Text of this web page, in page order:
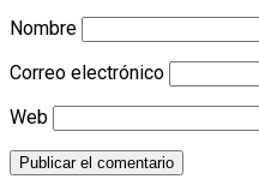
Nombre
Correo electrónico
Web